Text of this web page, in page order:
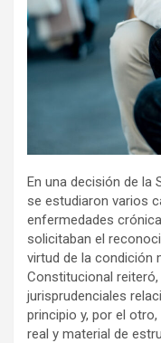
En una decisión de la
se estudiaron varios
enfermedades
solicitaban el
virtud de la condición
Constitucional
jurisprudenciales
principio y, por el
real y material de